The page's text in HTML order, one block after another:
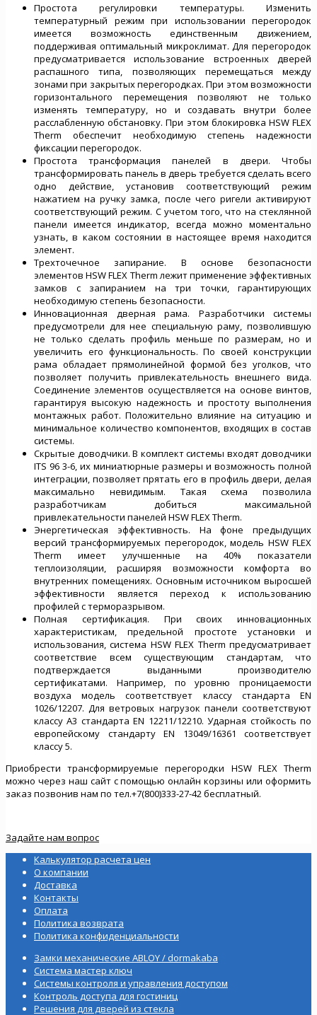
Простота регулировки температуры. Изменить
температурный режим при использовании перегородок
имеется возможность единственным движением,
поддерживая оптимальный микроклимат. Для перегородок
предусматривается использование встроенных дверей
распашного типа, позволяющих перемещаться между
зонами при закрытых перегородках. При этом возможности
горизонтального перемещения позволяют не только
изменять температуру, но и создавать внутри более
расслабленную обстановку. При этом блокировка HSW FLEX
Therm обеспечит необходимую степень надежности
фиксации перегородок.
Простота трансформация панелей в двери. Чтобы
трансформировать панель в дверь требуется сделать всего
одно действие, установив соответствующий режим
нажатием на ручку замка, после чего ригели активируют
соответствующий режим. С учетом того, что на стеклянной
панели имеется индикатор, всегда можно моментально
узнать, в каком состоянии в настоящее время находится
элемент.
Трехточечное запирание. В основе безопасности
элементов HSW FLEX Therm лежит применение эффективных
замков с запиранием на три точки, гарантирующих
необходимую степень безопасности.
Инновационная дверная рама. Разработчики системы
предусмотрели для нее специальную раму, позволившую
не только сделать профиль меньше по размерам, но и
увеличить его функциональность. По своей конструкции
рама обладает прямолинейной формой без уголков, что
позволяет получить привлекательность внешнего вида.
Соединение элементов осуществляется на основе винтов,
гарантируя высокую надежность и простоту выполнения
монтажных работ. Положительно влияние на ситуацию и
минимальное количество компонентов, входящих в состав
системы.
Скрытые доводчики. В комплект системы входят доводчики
ITS 96 3-6, их миниатюрные размеры и возможность полной
интеграции, позволяет прятать его в профиль двери, делая
максимально невидимым. Такая схема позволила
разработчикам добиться максимальной
привлекательности панелей HSW FLEX Therm.
Энергетическая эффективность. На фоне предыдущих
версий трансформируемых перегородок, модель HSW FLEX
Therm имеет улучшенные на 40% показатели
теплоизоляции, расширяя возможности комфорта во
внутренних помещениях. Основным источником выросшей
эффективности является переход к использованию
профилей с терморазрывом.
Полная сертификация. При своих инновационных
характеристикам, предельной простоте установки и
использования, система HSW FLEX Therm предусматривает
соответствие всем существующим стандартам, что
подтверждается выданными производителю
сертификатами. Например, по уровню проницаемости
воздуха модель соответствует классу стандарта EN
1026/12207. Для ветровых нагрузок панели соответствуют
классу А3 стандарта EN 12211/12210. Ударная стойкость по
европейскому стандарту EN 13049/16361 соответствует
классу 5.
Приобрести трансформируемые перегородки HSW FLEX Therm
можно через наш сайт с помощью онлайн корзины или оформить
заказ позвонив нам по тел.+7(800)333-27-42 бесплатный.
Задайте нам вопрос
Калькулятор расчета цен
О компании
Доставка
Контакты
Оплата
Политика возврата
Политика конфиденциальности
Замки механические ABLOY / dormakaba
Система мастер ключ
Системы контроля и управления доступом
Контроль доступа для гостиниц
Решения для дверей из стекла